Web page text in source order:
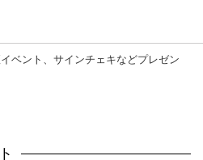
ベント、サインチェキなどプレゼン